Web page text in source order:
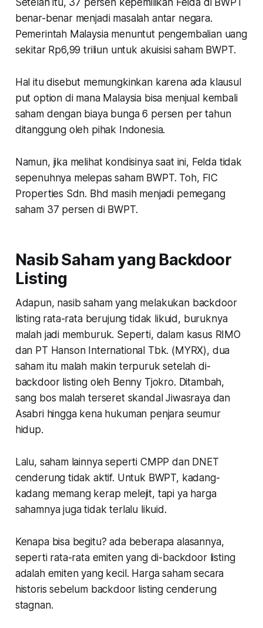
benar-benar menjadi masalah antar negara.
Pemerintah Malaysia menuntut pengembalian uang
sekitar Rp6,99 triliun untuk akuisisi saham BWPT.
Hal itu disebut memungkinkan karena ada klausul
put option di mana Malaysia bisa menjual kembali
saham dengan biaya bunga 6 persen per tahun
ditanggung oleh pihak Indonesia.
Namun, jika melihat kondisinya saat ini, Felda tidak
sepenuhnya melepas saham BWPT. Toh, FIC
Properties Sdn. Bhd masih menjadi pemegang
saham 37 persen di BWPT.
Nasib Saham yang Backdoor
Listing
Adapun, nasib saham yang melakukan backdoor
listing rata-rata berujung tidak likuid, buruknya
malah jadi memburuk. Seperti, dalam kasus RIMO
dan PT Hanson International Tbk. (MYRX), dua
saham itu malah makin terpuruk setelah di-
backdoor listing oleh Benny Tjokro. Ditambah,
sang bos malah terseret skandal Jiwasraya dan
Asabri hingga kena hukuman penjara seumur
hidup.
Lalu, saham lainnya seperti CMPP dan DNET
cenderung tidak aktif. Untuk BWPT, kadang-
kadang memang kerap melejit, tapi ya harga
sahamnya juga tidak terlalu likuid.
Kenapa bisa begitu? ada beberapa alasannya,
seperti rata-rata emiten yang di-backdoor listing
adalah emiten yang kecil. Harga saham secara
historis sebelum backdoor listing cenderung
stagnan.